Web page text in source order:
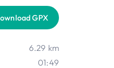
GPX
6.29 km
01:49